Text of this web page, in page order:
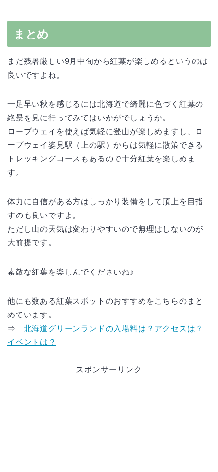
まとめ
まだ残暑厳しい9月中旬から紅葉が楽しめるというのは
良いですよね。
一足早い秋を感じるには北海道で綺麗に色づく紅葉の
絶景を見に行ってみてはいかがでしょうか。
ロープウェイを使えば気軽に登山が楽しめますし、ロ
ープウェイ姿見駅（上の駅）からは気軽に散策できる
トレッキングコースもあるので十分紅葉を楽しめま
す。
体力に自信がある方はしっかり装備をして頂上を目指
すのも良いですよ。
ただし山の天気は変わりやすいので無理はしないのが
大前提です。
素敵な紅葉を楽しんでくださいね♪
他にも数ある紅葉スポットのおすすめをこちらのまと
めています。
⇒ 北海道グリーンランドの入場料は？アクセスは？
イベントは？
スポンサーリンク